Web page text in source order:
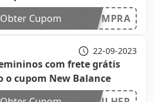
Obter Cupom
OMPRA
22-09-2023
com frete grátis
o cupom New Balance